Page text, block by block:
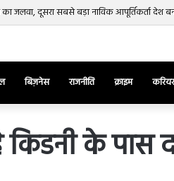
का जलवा, दूसरा सबसे बड़ा नाविक आपूर्तिकर्ता देश
बिज़नेस राजनीति क्राइम करियर
के पास